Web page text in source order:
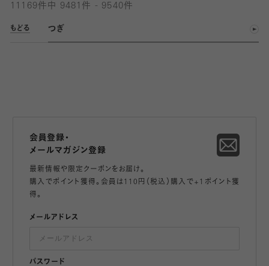
11169件中 9481件 - 9540件
もどる つぎ
会員登録・
メールマガジン登録
最新情報や限定クーポンをお届け。
購入でポイント獲得。会員は110円（税込）購入で+1ポイント獲
得。
メールアドレス
パスワード